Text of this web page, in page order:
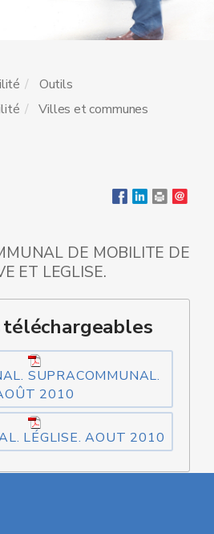
Outils
Villes et communes
DE MOBILITE DE
ET LEGLISE.
téléchargeables
SUPRACOMMUNAL.
2010
LÉGLISE. AOUT 2010